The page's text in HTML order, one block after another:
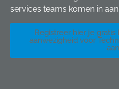
services teams komen in
Registreer hier je
aanwezigheid voor